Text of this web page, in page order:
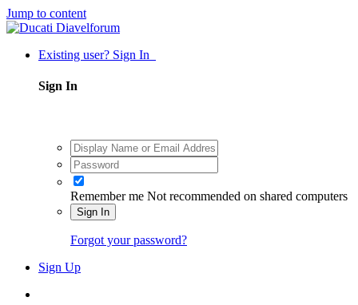
Jump to content
Existing user? Sign In
Sign In
Remember me Not recommended on shared computers
Sign In
Forgot your password?
Sign Up